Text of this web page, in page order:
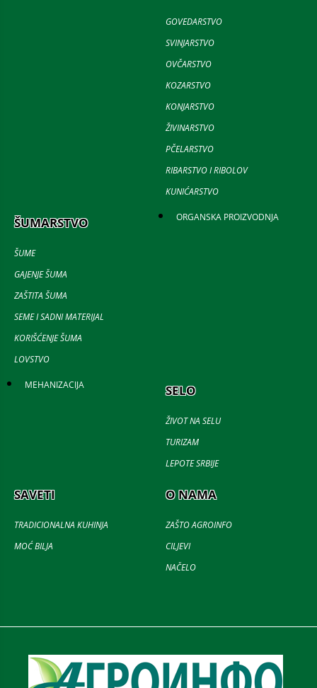
GOVEDARSTVO
SVINJARSTVO
OVČARSTVO
KOZARSTVO
KONJARSTVO
ŽIVINARSTVO
PČELARSTVO
RIBARSTVO I RIBOLOV
KUNIĆARSTVO
ŠUMARSTVO
ŠUME
GAJENJE ŠUMA
ZAŠTITA ŠUMA
SEME I SADNI MATERIJAL
KORIŠĆENJE ŠUMA
LOVSTVO
ORGANSKA PROIZVODNJA
MEHANIZACIJA SELO
ŽIVOT NA SELU
TURIZAM
LEPOTE SRBIJE
SAVETI
TRADICIONALNA KUHINJA
MOĆ BILJA
O NAMA
ZAŠTO AGROINFO
CILJEVI
NAČELO